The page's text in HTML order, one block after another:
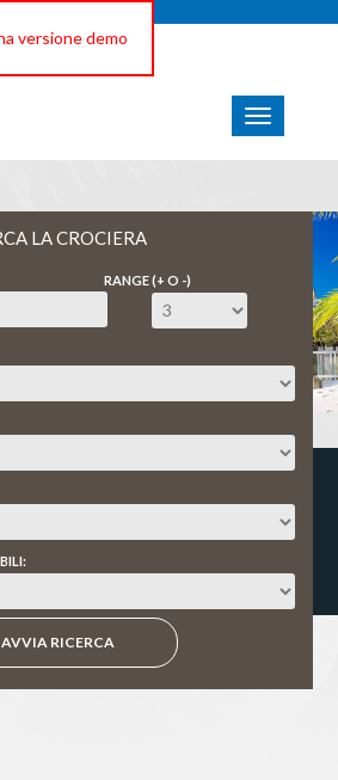
LA CROCIERA
RANGE (+ O -)
AVVIA RICERCA
versione demo